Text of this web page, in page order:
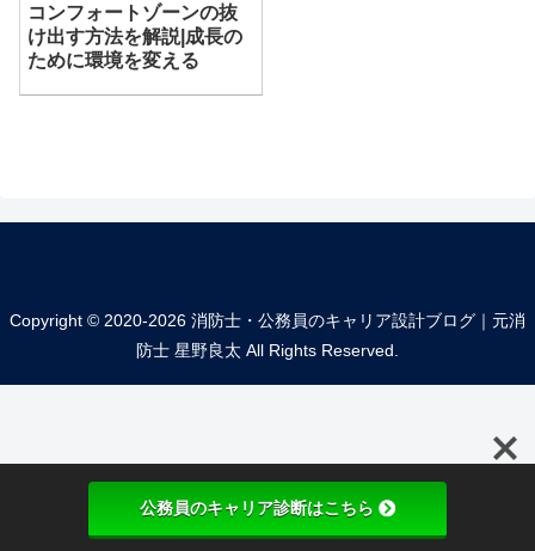
コンフォートゾーンの抜
け出す方法を解説|成長の
ために環境を変える
Copyright © 2020-2026 消防士・公務員のキャリア設計ブログ｜元消
防士 星野良太 All Rights Reserved.
公務員のキャリア診断はこちら